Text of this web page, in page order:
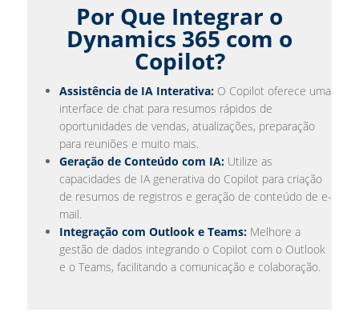
Por Que Integrar o
Dynamics 365 com o
Copilot?
Assistência de IA Interativa: O Copilot oferece uma
interface de chat para resumos rápidos de
oportunidades de vendas, atualizações, preparação
para reuniões e muito mais.
Geração de Conteúdo com IA: Utilize as
capacidades de IA generativa do Copilot para criação
de resumos de registros e geração de conteúdo de e-
mail.
Integração com Outlook e Teams: Melhore a
gestão de dados integrando o Copilot com o Outlook
e o Teams, facilitando a comunicação e colaboração.